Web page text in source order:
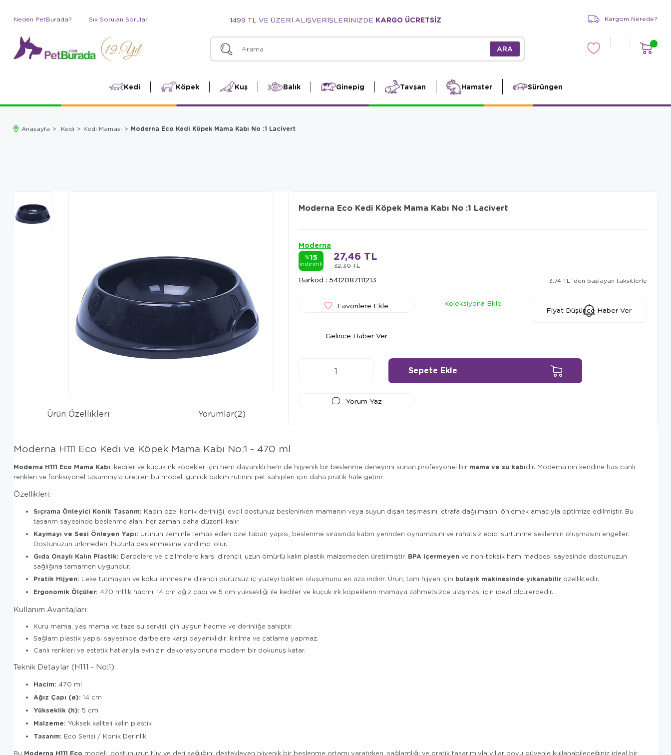
Neden PetBurada? Sık Sorulan Sorular 1499 TL VE ÜZERİ ALIŞVERİŞLERİNİZDE KARGO ÜCRETSİZ Kargom Nerede?
Kedi Köpek Kuş Balık Ginepig Tavşan Hamster Sürüngen
Anasayfa Kedi Kedi Maması Moderna Eco Kedi Köpek Mama Kabı No :1 Lacivert
Moderna Eco Kedi Köpek Mama Kabı No :1 Lacivert
Moderna
%15
indirimli 32,30 TL
27,46 TL
Barkod : 5412087111213 3,74 TL 'den başlayan taksitlerle
Favorilere Ekle
Koleksiyona Ekle
Fiyat Düşünce Haber Ver
Gelince Haber Ver
Yorum Yaz
Ürün Özellikleri Yorumlar(2)
Moderna H111 Eco Kedi ve Köpek Mama Kabı No:1 - 470 ml
Moderna H111 Eco Mama Kabı, kediler ve küçük ırk köpekler için hem dayanıklı hem de hijyenik bir beslenme deneyimi sunan profesyonel bir mama ve su kabıdır. Moderna’nın kendine has canlı
renkleri ve fonksiyonel tasarımıyla üretilen bu model, günlük bakım rutinini pet sahipleri için daha pratik hale getirir.
Özellikleri:
Sıçrama Önleyici Konik Tasarım: Kabın özel konik derinliği, evcil dostunuz beslenirken mamanın veya suyun dışarı taşmasını, etrafa dağılmasını önlemek amacıyla optimize edilmiştir. Bu
tasarım sayesinde beslenme alanı her zaman daha düzenli kalır.
Kaymayı ve Sesi Önleyen Yapı: Ürünün zeminle temas eden özel taban yapısı, beslenme sırasında kabın yerinden oynamasını ve rahatsız edici sürtünme seslerinin oluşmasını engeller.
Dostunuzun ürkmeden, huzurla beslenmesine yardımcı olur.
Gıda Onaylı Kalın Plastik: Darbelere ve çizilmelere karşı dirençli, uzun ömürlü kalın plastik malzemeden üretilmiştir. BPA içermeyen ve non-toksik ham maddesi sayesinde dostunuzun
sağlığına tamamen uygundur.
Pratik Hijyen: Leke tutmayan ve koku sinmesine dirençli pürüzsüz iç yüzeyi bakteri oluşumunu en aza indirir. Ürün, tam hijyen için bulaşık makinesinde yıkanabilir özelliktedir.
Ergonomik Ölçüler: 470 ml'lik hacmi, 14 cm ağız çapı ve 5 cm yüksekliği ile kediler ve küçük ırk köpeklerin mamaya zahmetsizce ulaşması için ideal ölçülerdedir.
Kullanım Avantajları:
Kuru mama, yaş mama ve taze su servisi için uygun hacme ve derinliğe sahiptir.
Sağlam plastik yapısı sayesinde darbelere karşı dayanıklıdır; kırılma ve çatlama yapmaz.
Canlı renkleri ve estetik hatlarıyla evinizin dekorasyonuna modern bir dokunuş katar.
Teknik Detaylar (H111 - No:1):
Hacim: 470 ml
Ağız Çapı (ø): 14 cm
Yükseklik (h): 5 cm
Malzeme: Yüksek kaliteli kalın plastik
Tasarım: Eco Serisi / Konik Derinlik
Bu Moderna H111 Eco modeli, dostunuzun tüy ve deri sağlığını destekleyen hijyenik bir beslenme ortamı yaratırken, sağlamlığı ve pratik tasarımıyla yıllar boyu güvenle kullanabileceğiniz ideal bir